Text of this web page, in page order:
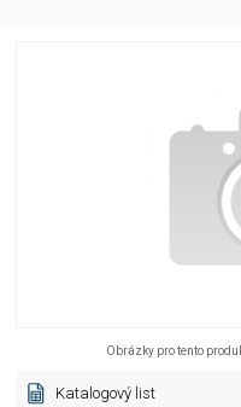
Obrázky pro tento
Katalogový list